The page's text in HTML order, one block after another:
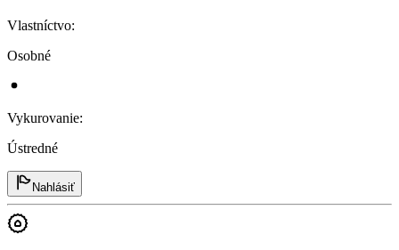
Vlastníctvo:
Osobné
Vykurovanie:
Ústredné
Nahlásiť